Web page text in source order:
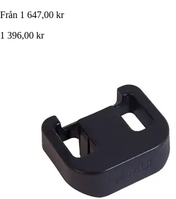
Från 1 647,00 kr
1 396,00 kr